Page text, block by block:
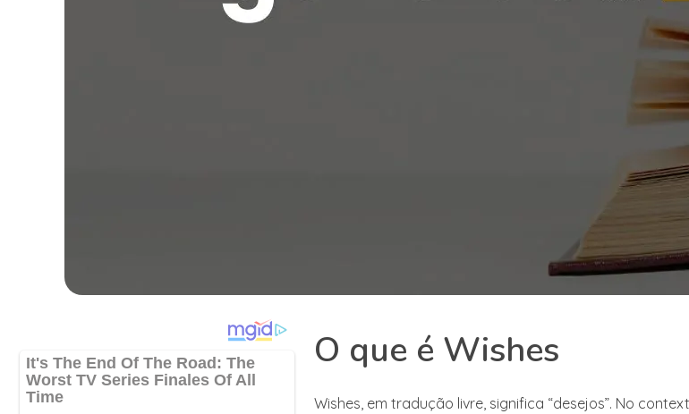
O que é Wishes
Wishes, em tradução livre, significa “desejos”. No